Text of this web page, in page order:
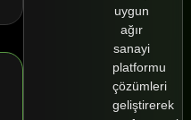
uygun
ağır
sanayi
platformu
çözümleri
geliştirerek